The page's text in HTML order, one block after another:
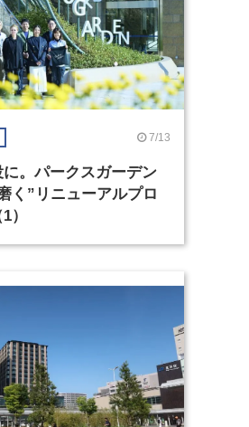
7/13
。パークスガーデン
く”リニューアルプロ
）